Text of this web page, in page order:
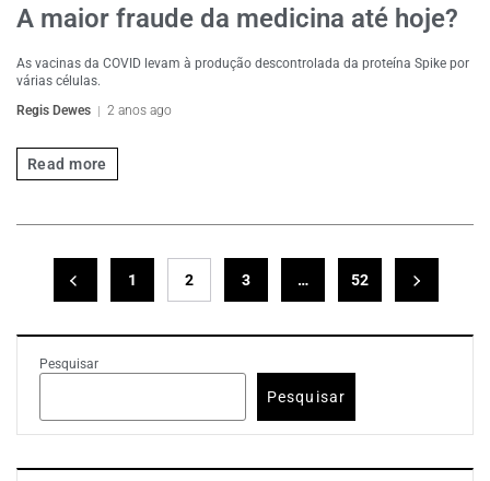
A maior fraude da medicina até hoje?
As vacinas da COVID levam à produção descontrolada da proteína Spike por
várias células.
Regis Dewes
2 anos ago
Read more
1 2 3 … 52
Pesquisar
Pesquisar